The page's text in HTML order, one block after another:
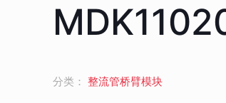
分类： 整流管桥臂模块